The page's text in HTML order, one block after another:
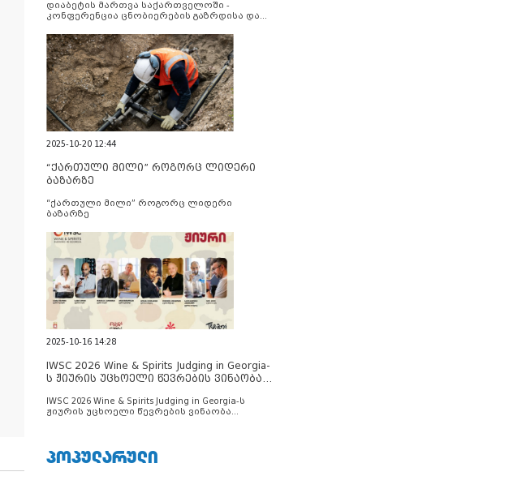
დიაბეტის მართვა საქართველოში -
კონფერენცია ცნობიერების გაზრდისა და
2025-10-20 12:44
“ქართული მილი” როგორც ლიდერი
ბაზარზე
“ქართული მილი” როგორც ლიდერი
ბაზარზე
2025-10-16 14:28
IWSC 2026 Wine & Spirits Judging in Georgia-
ს ჟიურის უცხოელი წევრების ვინაობა
IWSC 2026 Wine & Spirits Judging in Georgia-ს
ჟიურის უცხოელი წევრების ვინაობა
ᲞᲝᲞᲣᲚᲐᲠᲣᲚᲘ